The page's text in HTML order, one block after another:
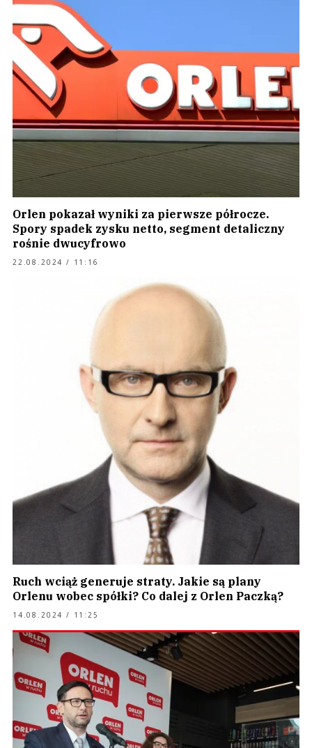
Orlen pokazał wyniki za pierwsze półrocze.
Spory spadek zysku netto, segment detaliczny
rośnie dwucyfrowo
22.08.2024 / 11:16
Ruch wciąż generuje straty. Jakie są plany
Orlenu wobec spółki? Co dalej z Orlen Paczką?
14.08.2024 / 11:25